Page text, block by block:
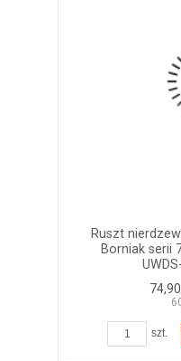
Ruszt
Borniak serii
szt.